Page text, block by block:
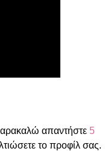
απαντήστε 5
το προφίλ σας.